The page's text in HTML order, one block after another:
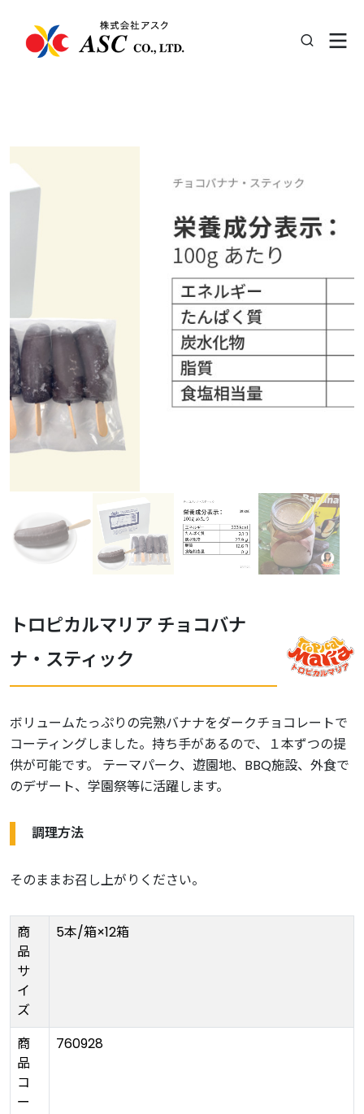
トロピカルマリア チョコバナ
ナ・スティック
ボリュームたっぷりの完熟バナナをダークチョコレートで
コーティングしました。持ち手があるので、１本ずつの提
供が可能です。 テーマパーク、遊園地、BBQ施設、外食で
のデザート、学園祭等に活躍します。
調理方法
そのままお召し上がりください。
商
品
サ
イ
ズ
5本/箱×12箱
商
品
コ
ー
760928